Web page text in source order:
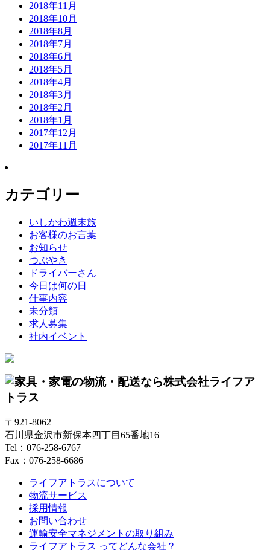
2018年11月
2018年10月
2018年8月
2018年7月
2018年6月
2018年5月
2018年4月
2018年3月
2018年2月
2018年1月
2017年12月
2017年11月
カテゴリー
いしかわ週末旅
お客様のお言葉
お知らせ
つぶやき
ドライバーさん
今日は何の日
仕事内容
未分類
求人募集
社内イベント
〒921-8062
石川県金沢市新保本四丁目65番地16
Tel：076-258-6767
Fax：076-258-6686
ライフアトラスについて
物流サービス
採用情報
お問い合わせ
運輸安全マネジメントの取り組み
ライフアトラス ってどんな会社？